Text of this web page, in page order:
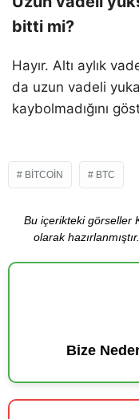
bitti mi?
Hayır. Altı aylık
da uzun vadeli
kaybolmadığını
BITCOIN BTC
Bu içerikteki görseller
olarak
Bize